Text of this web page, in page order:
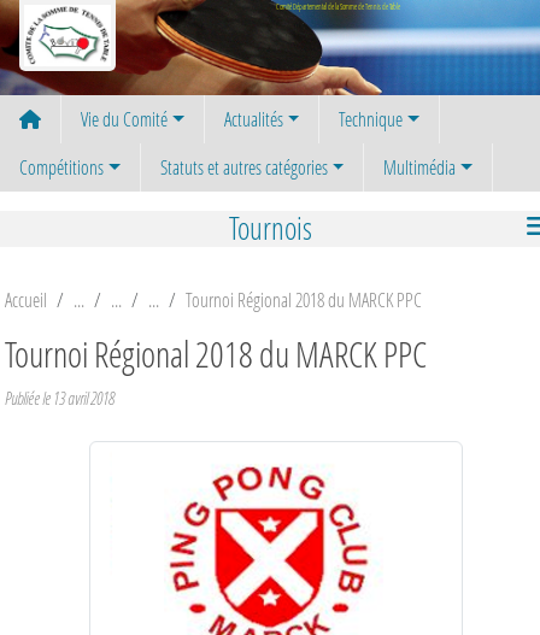
Comité Départemental de la Somme de Tennis de Table
Vie du Comité Actualités
Technique
Compétitions
Statuts et autres catégories Multimédia
Tournois
Accueil Tournoi Régional 2018 du MARCK PPC
Tournoi Régional 2018 du MARCK PPC
Publiée le 13 avril 2018
Panneau de gestion des cookies